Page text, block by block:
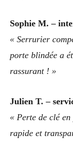
Sophie M. –
« Serrurier
porte blindée a
rassurant ! »
Julien T. –
« Perte de clé
rapide et